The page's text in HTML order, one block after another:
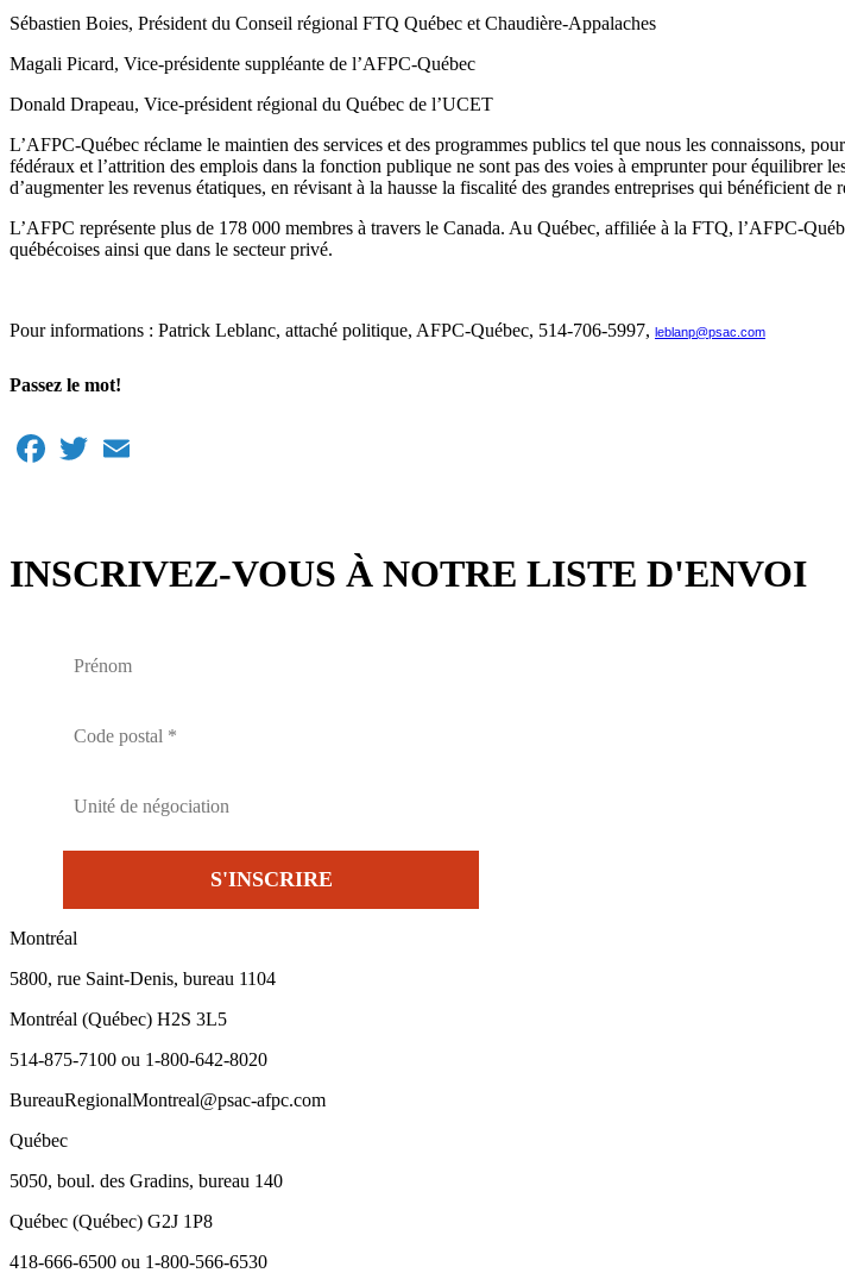
Sébastien Boies, Président du Conseil régional FTQ Québec et Chaudière-Appalaches
Magali Picard, Vice-présidente suppléante de l’AFPC-Québec
Donald Drapeau, Vice-président régional du Québec de l’UCET
L’AFPC-Québec réclame le maintien des services et des programmes publics tel que nous les connaissons,
fédéraux et l’attrition des emplois dans la fonction publique ne sont pas des voies à emprunter pour équilibrer
d’augmenter les revenus étatiques, en révisant à la hausse la fiscalité des grandes entreprises qui bénéficient de
L’AFPC représente plus de 178 000 membres à travers le Canada. Au Québec, affiliée à la FTQ, l’AFPC-
québécoises ainsi que dans le secteur privé.
Pour informations : Patrick Leblanc, attaché politique, AFPC-Québec, 514-706-5997, leblanp@psac.com
Passez le mot!
Facebook
Twitter
INSCRIVEZ-VOUS À NOTRE LISTE D'ENVOI
Montréal
5800, rue Saint-Denis, bureau 1104
Montréal (Québec) H2S 3L5
514-875-7100 ou 1-800-642-8020
BureauRegionalMontreal@psac-afpc.com
Québec
5050, boul. des Gradins, bureau 140
Québec (Québec) G2J 1P8
418-666-6500 ou 1-800-566-6530